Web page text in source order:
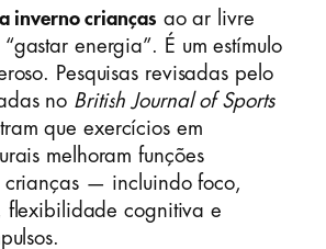
inverno crianças ao ar livre
energia”. É um estímulo
Pesquisas revisadas pelo
no British Journal of Sports
que exercícios em
melhoram funções
crianças — incluindo foco,
flexibilidade cognitiva e